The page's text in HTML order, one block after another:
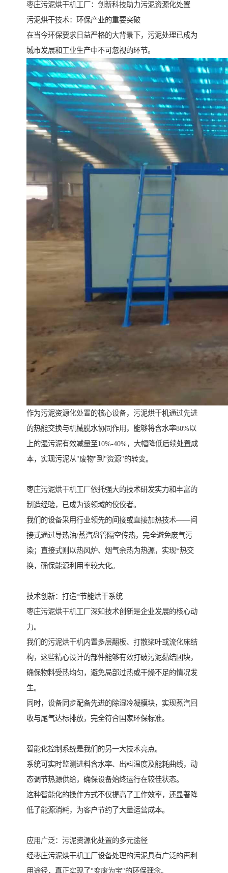
枣庄污泥烘干机工厂：创新科技助力污泥资源化处置
污泥烘干技术：环保产业的重要突破
在当今环保要求日益严格的大背景下，污泥处理已成为
城市发展和工业生产中不可忽视的环节。
作为污泥资源化处置的核心设备，污泥烘干机通过先进
的热能交换与机械脱水协同作用，能够将含水率80%以
上的湿污泥有效减量至10%-40%，大幅降低后续处置成
本，实现污泥从"废物"到"资源"的转变。
枣庄污泥烘干机工厂依托强大的技术研发实力和丰富的
制造经验，已成为该领域的佼佼者。
我们的设备采用行业领先的间接或直接加热技术——间
接式通过导热油/蒸汽盘管隔空传热，完全避免废气污
染；直接式则以热风炉、烟气余热为热源，实现*热交
换，确保能源利用率较大化。
技术创新：打造*节能烘干系统
枣庄污泥烘干机工厂深知技术创新是企业发展的核心动
力。
我们的污泥烘干机内置多层翻板、打散桨叶或流化床结
构，这些精心设计的部件能够有效打破污泥黏结团块，
确保物料受热均匀，避免局部过热或干燥不足的情况发
生。
同时，设备同步配备先进的除湿冷凝模块，实现蒸汽回
收与尾气达标排放，完全符合国家环保标准。
智能化控制系统是我们的另一大技术亮点。
系统可实时监测进料含水率、出料温度及能耗曲线，动
态调节热源供给，确保设备始终运行在较佳状态。
这种智能化的操作方式不仅提高了工作效率，还显著降
低了能源消耗，为客户节约了大量运营成本。
应用广泛：污泥资源化处置的多元途径
经枣庄污泥烘干机工厂设备处理的污泥具有广泛的再利
用途径，真正实现了"变废为宝"的环保理念。